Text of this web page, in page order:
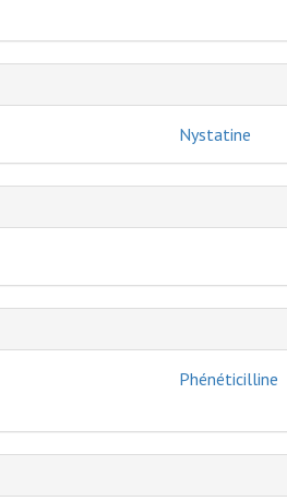
Nystatine
Phénéticilline